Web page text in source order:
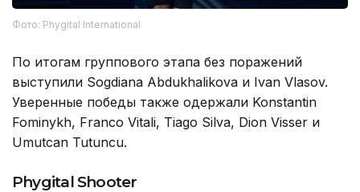
Фото: Phygital International
По итогам группового этапа без поражений
выступили Sogdiana Abdukhalikova и Ivan Vlasov.
Уверенные победы также одержали Konstantin
Fominykh, Franco Vitali, Tiago Silva, Dion Visser и
Umutcan Tutuncu.
Phygital Shooter